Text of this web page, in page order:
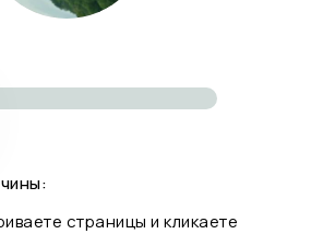
страницы и кликаете